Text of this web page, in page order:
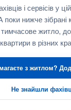
і сервісів у
поки нижче зібрані
житло,
квартири в різних
з житлом?
Не знайшли